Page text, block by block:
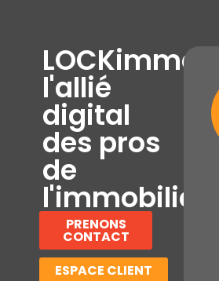
LOCKimmo,
l'allié
digital
des pros
de
l'immobilier
PRENONS
CONTACT
ESPACE CLIENT